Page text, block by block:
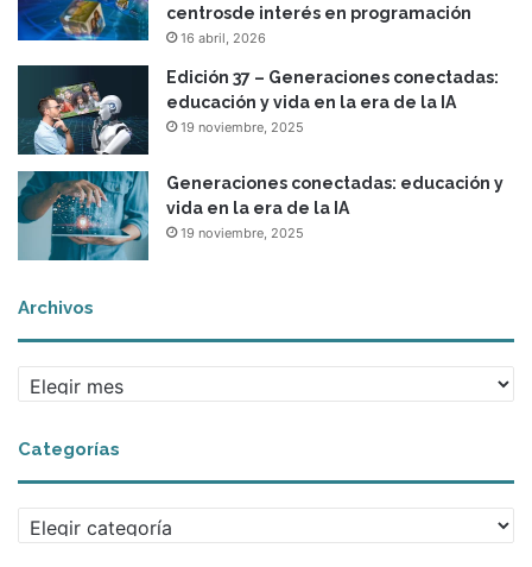
centrosde interés en programación
16 abril, 2026
Edición 37 – Generaciones conectadas:
educación y vida en la era de la IA
19 noviembre, 2025
Generaciones conectadas: educación y
vida en la era de la IA
19 noviembre, 2025
Archivos
Archivos
Categorías
Categorías